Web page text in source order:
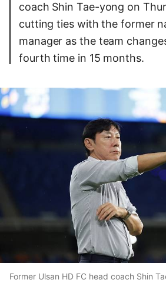
coach Shin Tae-yong on
cutting ties with the former
manager as the team
fourth time in 15 months.
Former Ulsan HD FC head coach Shin